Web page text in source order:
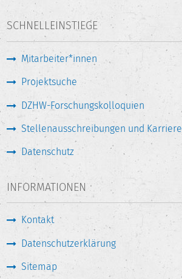
SCHNELLEINSTIEGE
Mitarbeiter*innen
Projektsuche
DZHW-Forschungskolloquien
Stellenausschreibungen und Karriere
Datenschutz
INFORMATIONEN
Kontakt
Datenschutzerklärung
Sitemap